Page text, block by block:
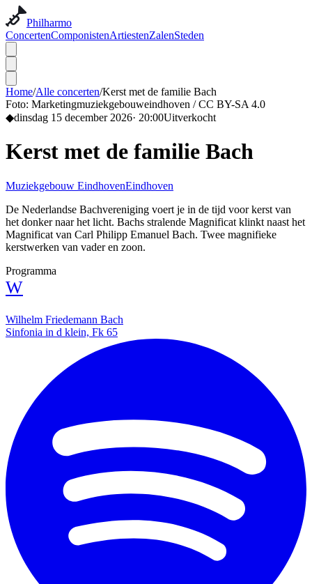
Philharmo
ConcertenComponistenArtiestenZalenSteden
Home/Alle concerten/Kerst met de familie Bach
Foto: Marketingmuziekgebouweindhoven / CC BY-SA 4.0
◆dinsdag 15 december 2026· 20:00Uitverkocht
Kerst met de familie Bach
Muziekgebouw EindhovenEindhoven
De Nederlandse Bachvereniging voert je in de tijd voor kerst van
het donker naar het licht. Bachs stralende Magnificat klinkt naast het
Magnificat van Carl Philipp Emanuel Bach. Twee magnifieke
kerstwerken van vader en zoon.
Programma
W
Wilhelm Friedemann Bach
Sinfonia in d klein, Fk 65